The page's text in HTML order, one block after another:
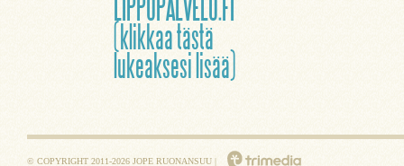
LIPPUPALVELU.FI
(klikkaa tästä
lukeaksesi lisää)
© COPYRIGHT 2011-2026 JOPE RUONANSUU |